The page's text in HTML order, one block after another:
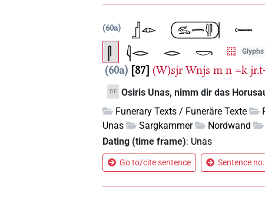
60a
60a 87 (W)sjr Wnjs m n =k
DE Osiris Unas, nimm dir das
Funerary Texts / Funeräre Texte
Unas
Sargkammer Nordwand
Dating (time frame): Unas
Go to/cite sentence Sentence